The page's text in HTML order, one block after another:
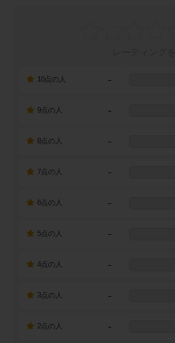
10点の人 -
9点の人 -
8点の人 -
7点の人 -
6点の人 -
5点の人 -
4点の人 -
3点の人 -
2点の人 -